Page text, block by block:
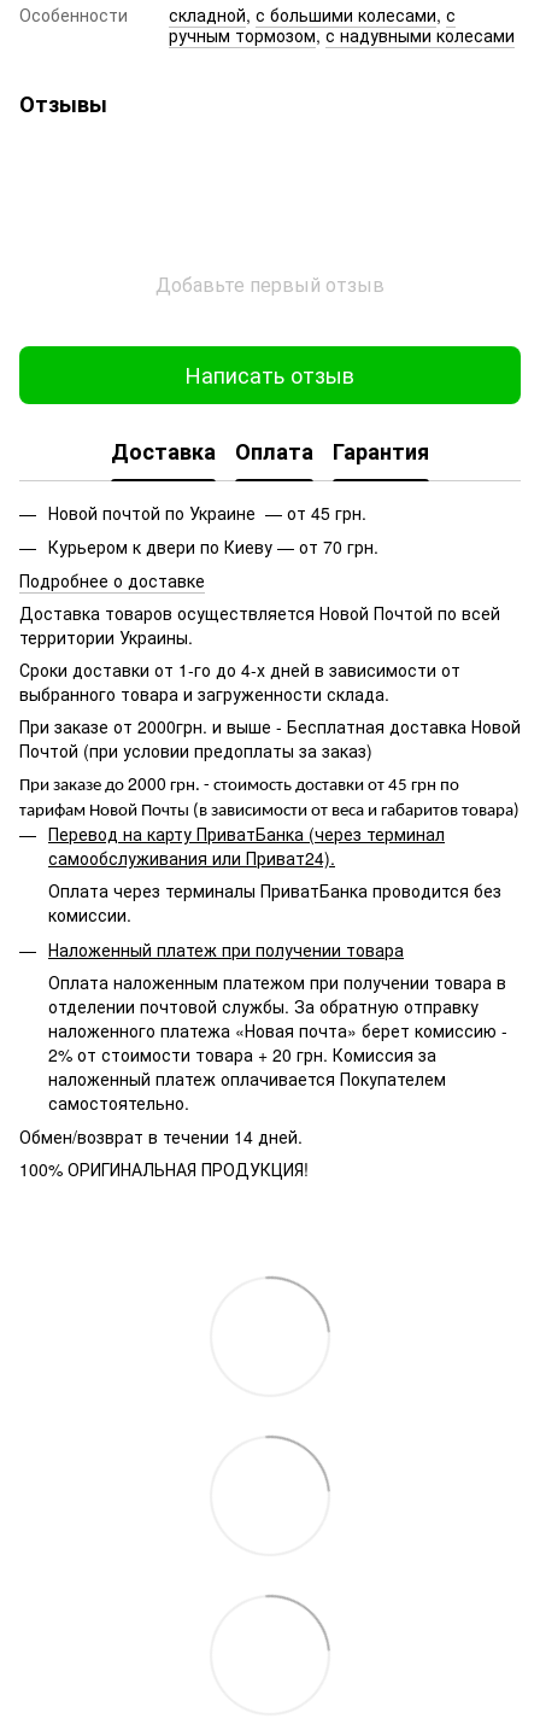
Особенности
складной, с большими колесами, с
ручным тормозом,с надувными колесами
Отзывы
Добавьте первый отзыв
Написать отзыв
Доставка Оплата Гарантия
Новой почтой по Украине — от 45 грн.
Курьером к двери по Киеву — от 70 грн.
Подробнее о доставке
Доставка товаров осуществляется Новой Почтой по всей
территории Украины.
Сроки доставки от 1-го до 4-х дней в зависимости от
выбранного товара и загруженности склада.
При заказе от 2000грн. и выше - Бесплатная доставка Новой
Почтой (при условии предоплаты за заказ)
При заказе до 2000 грн. - стоимость доставки от 45 грн по
тарифам Новой Почты (в зависимости от веса и габаритов товара)
Перевод на карту ПриватБанка (через терминал
самообслуживания или Приват24).
Оплата через терминалы ПриватБанка проводится без
комиссии.
Наложенный платеж при получении товара
Оплата наложенным платежом при получении товара в
отделении почтовой службы. За обратную отправку
наложенного платежа «Новая почта» берет комиссию -
2% от стоимости товара + 20 грн. Комиссия за
наложенный платеж оплачивается Покупателем
самостоятельно.
Обмен/возврат в течении 14 дней.
100% ОРИГИНАЛЬНАЯ ПРОДУКЦИЯ!